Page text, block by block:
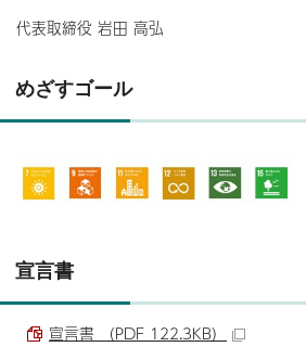
代表取締役 岩田 高弘
めざすゴール
宣言書
宣言書 （PDF 122.3KB）